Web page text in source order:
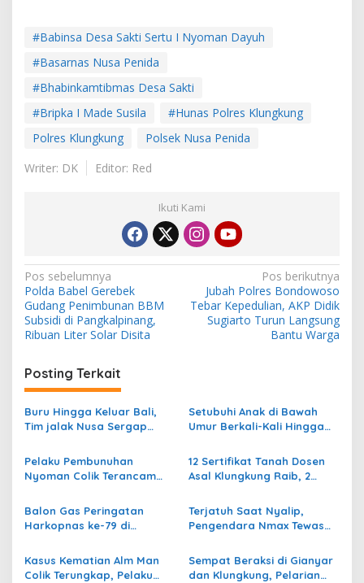
#Babinsa Desa Sakti Sertu I Nyoman Dayuh
#Basarnas Nusa Penida
#Bhabinkamtibmas Desa Sakti
#Bripka I Made Susila
#Hunas Polres Klungkung
Polres Klungkung
Polsek Nusa Penida
Writer: DK
Editor: Red
Ikuti Kami
N
a
v
g
a
s
p
o
s
Pos sebelumnya
Polda Babel Gerebek
Gudang Penimbunan BBM
Subsidi di Pangkalpinang,
Ribuan Liter Solar Disita
Pos berikutnya
Jubah Polres Bondowoso
Tebar Kepedulian, AKP Didik
Sugiarto Turun Langsung
Bantu Warga
Posting Terkait
Buru Hingga Keluar Bali,
Tim jalak Nusa Sergap
Jawa Tengah
Setubuhi Anak di Bawah
Umur Berkali-Kali Hingga
Dibekuk Polisi
Pelaku Pembunuhan
Nyoman Colik Terancam
12 Sertifikat Tanah Dosen
Asal Klungkung Raib, 2
Kejaran Polisi
Balon Gas Peringatan
Harkopnas ke-79 di
Orang Alami Luka Bakar
Terjatuh Saat Nyalip,
Pengendara Nmax Tewas
Baypas Kusamba
Kasus Kematian Alm Man
Colik Terungkap, Pelaku
Sempat Beraksi di Gianyar
dan Klungkung, Pelarian